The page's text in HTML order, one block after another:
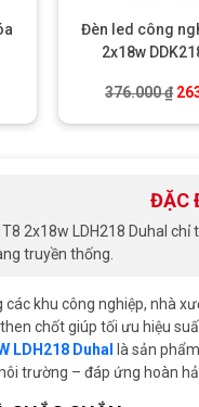
₫.
hiện tại là: 124.600 ₫.
Đèn led công
2x18w
376.000₫
ĐẶC
2x18w LDH218 Duhal
truyền thống.
các khu công nghiệp, nhà
chốt giúp tối ưu hiệu
LDH218 Duhal
là sản
trường – đáp ứng hoàn